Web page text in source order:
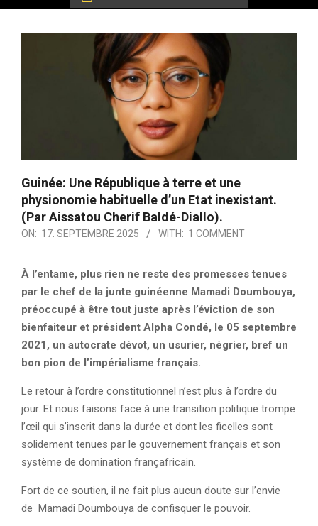
Guinée: Une République à terre et une
physionomie habituelle d’un Etat inexistant.
(Par Aissatou Cherif Baldé-Diallo).
ON: 17. SEPTEMBRE 2025 WITH: 1 COMMENT
À l’entame, plus rien ne reste des promesses tenues
par le chef de la junte guinéenne Mamadi Doumbouya,
préoccupé à être tout juste après l’éviction de son
bienfaiteur et président Alpha Condé, le 05 septembre
2021, un autocrate dévot, un usurier, négrier, bref un
bon pion de l’impérialisme français.
Le retour à l’ordre constitutionnel n’est plus à l’ordre du
jour. Et nous faisons face à une transition politique trompe
l’œil qui s’inscrit dans la durée et dont les ficelles sont
solidement tenues par le gouvernement français et son
système de domination françafricain.
Fort de ce soutien, il ne fait plus aucun doute sur l’envie
de Mamadi Doumbouya de confisquer le pouvoir.